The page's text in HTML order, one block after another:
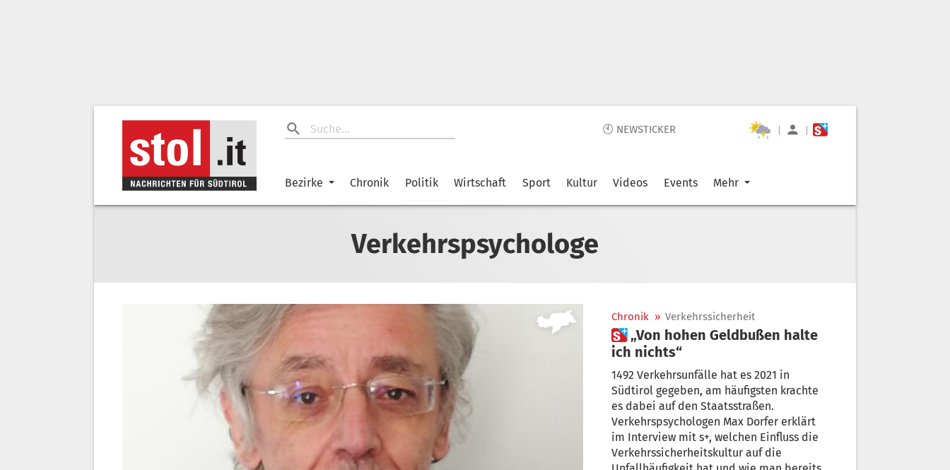
🕙 NEWSTICKER | |
Bezirke Chronik Politik Wirtschaft Sport Kultur Videos Events Mehr
Verkehrspsychologe
Chronik » Verkehrssicherheit
 „Von hohen Geldbußen halte
ich nichts“
1492 Verkehrsunfälle hat es 2021 in
Südtirol gegeben, am häufigsten krachte
es dabei auf den Staatsstraßen.
Verkehrspsychologen Max Dorfer erklärt
im Interview mit s+, welchen Einfluss die
Verkehrssicherheitskultur auf die